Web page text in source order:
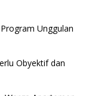
Unggulan
Obyektif dan